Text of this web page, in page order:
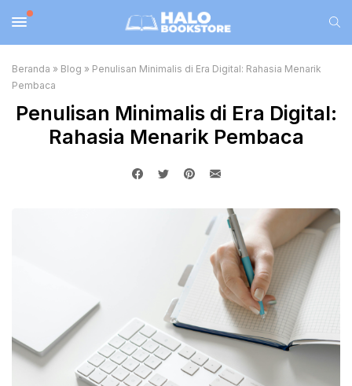
Beranda » Blog » Penulisan Minimalis di Era Digital: Rahasia Menarik
Pembaca
Penulisan Minimalis di Era Digital:
Rahasia Menarik Pembaca